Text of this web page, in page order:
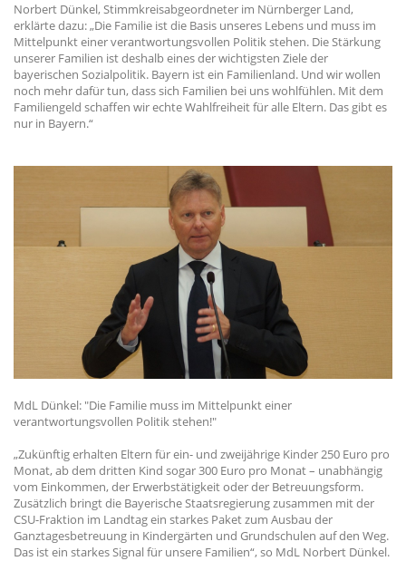
Norbert Dünkel, Stimmkreisabgeordneter im Nürnberger Land,
erklärte dazu: „Die Familie ist die Basis unseres Lebens und muss im
Mittelpunkt einer verantwortungsvollen Politik stehen. Die Stärkung
unserer Familien ist deshalb eines der wichtigsten Ziele der
bayerischen Sozialpolitik. Bayern ist ein Familienland. Und wir wollen
noch mehr dafür tun, dass sich Familien bei uns wohlfühlen. Mit dem
Familiengeld schaffen wir echte Wahlfreiheit für alle Eltern. Das gibt es
nur in Bayern.“
MdL Dünkel: "Die Familie muss im Mittelpunkt einer
verantwortungsvollen Politik stehen!"
Zukünftig erhalten Eltern für ein- und zweijährige Kinder 250 Euro pro
Monat, ab dem dritten Kind sogar 300 Euro pro Monat – unabhängig
vom Einkommen, der Erwerbstätigkeit oder der Betreuungsform.
Zusätzlich bringt die Bayerische Staatsregierung zusammen mit der
CSU-Fraktion im Landtag ein starkes Paket zum Ausbau der
Ganztagesbetreuung in Kindergärten und Grundschulen auf den Weg.
Das ist ein starkes Signal für unsere Familien“, so MdL Norbert Dünkel.